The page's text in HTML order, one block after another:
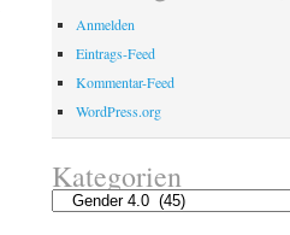
Anmelden
Eintrags-Feed
Kommentar-Feed
WordPress.org
Kategorien
Kategorien